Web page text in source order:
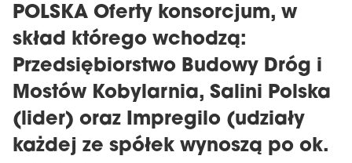
POLSKA Oferty konsorcjum, w
skład którego wchodzą:
Przedsiębiorstwo Budowy Dróg i
Mostów Kobylarnia, Salini Polska
(lider) oraz Impregilo (udziały
każdej ze spółek wynoszą po ok.